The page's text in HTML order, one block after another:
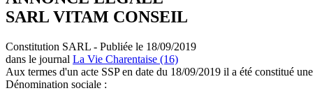
SARL VITAM CONSEIL
Constitution SARL - Publiée le 18/09/2019
dans le journal La Vie Charentaise (16)
Aux termes d'un acte SSP en date du 18/09/2019 il a été constitué une
Dénomination sociale :